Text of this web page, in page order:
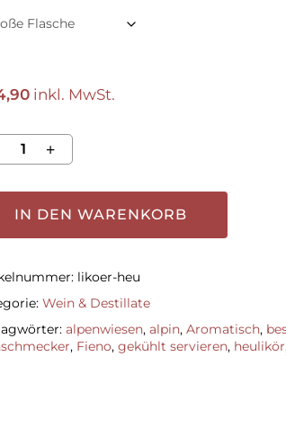
inkl. MwSt.
IN DEN WARENKORB
likoer-heu
Wein & Destillate
alpenwiesen, alpin, Aromatisch,
, Fieno, gekühlt servieren, heulikör